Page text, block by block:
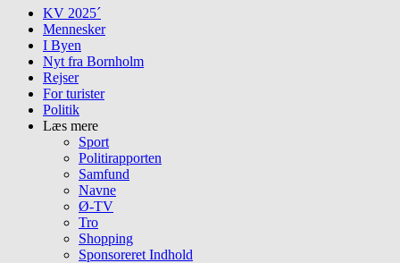
KV 2025´
Mennesker
I Byen
Nyt fra Bornholm
Rejser
For turister
Politik
Læs mere
Sport
Politirapporten
Samfund
Navne
Ø-TV
Tro
Shopping
Sponsoreret Indhold